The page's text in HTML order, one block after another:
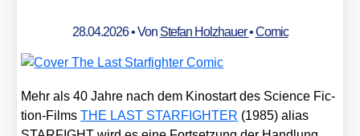
28.04.2026• Von Stefan Holzhauer•Comic
Mehr als 40 Jah­re nach dem Kino­start des Sci­ence Fic­
tion-FilmsTHE LAST STARFIGHTER (1985) ali­as